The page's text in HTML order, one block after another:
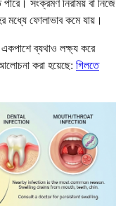
সংক্রমণ নিরাময় বা নিজে
মধ্যে ফোলাভাব কমে যায়।
ব্যথাও লক্ষ্য করে
করা হয়েছে: গিলতে